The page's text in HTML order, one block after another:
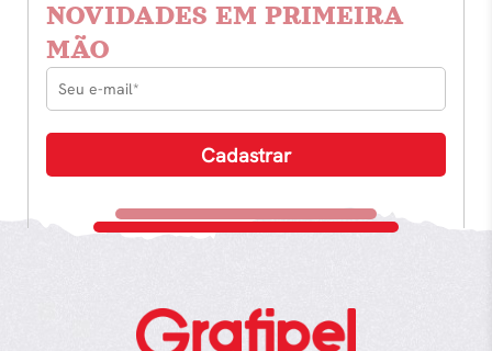
NOVIDADES EM PRIMEIRA
MÃO